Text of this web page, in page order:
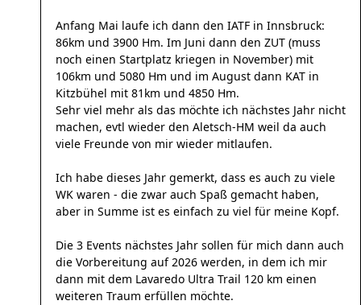
Anfang Mai laufe ich dann den IATF in Innsbruck:
86km und 3900 Hm. Im Juni dann den ZUT (muss
noch einen Startplatz kriegen in November) mit
106km und 5080 Hm und im August dann KAT in
Kitzbühel mit 81km und 4850 Hm.
Sehr viel mehr als das möchte ich nächstes Jahr nicht
machen, evtl wieder den Aletsch-HM weil da auch
viele Freunde von mir wieder mitlaufen.
Ich habe dieses Jahr gemerkt, dass es auch zu viele
WK waren - die zwar auch Spaß gemacht haben,
aber in Summe ist es einfach zu viel für meine Kopf.
Die 3 Events nächstes Jahr sollen für mich dann auch
die Vorbereitung auf 2026 werden, in dem ich mir
dann mit dem Lavaredo Ultra Trail 120 km einen
weiteren Traum erfüllen möchte.